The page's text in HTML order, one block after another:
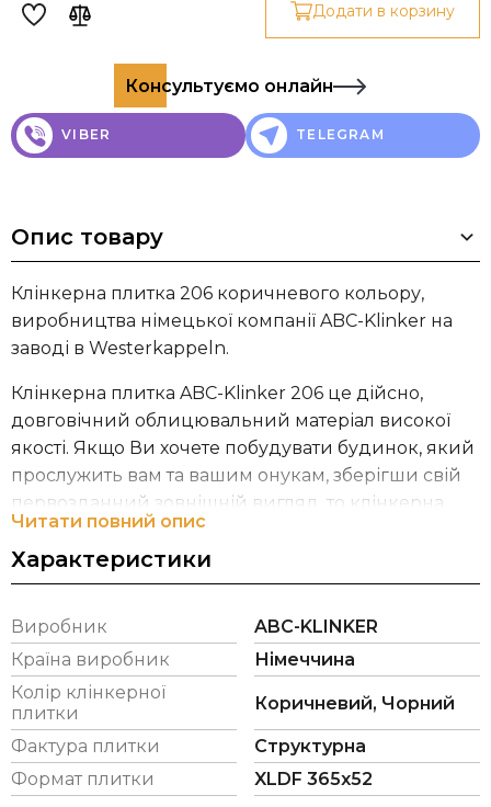
Додати в корзину
Консультуємо онлайн
VIBER TELEGRAM
Опис товару
Клінкерна плитка 206 коричневого кольору,
виробництва німецької компанії ABC-Klinker на
заводі в Westerkappeln.
Клінкерна плитка ABC-Klinker 206 це дійсно,
довговічний облицювальний матеріал високої
якості. Якщо Ви хочете побудувати будинок, який
прослужить вам та вашим онукам, зберігши свій
первозданний зовнішній вигляд, то клінкерна
плитка від ABC-Klinker це саме те, що Вам
потрібно! Особливою відмітною ознакою
клінкерної плитки є те, що вона надає об'єкту
атмосферу, підкреслюючи індивідуальність
кожного клінкерного фасаду.
На сьогоднішній день група компаній ABC –
Klinkergruppe перебуває в управлінні п'ятого
покоління сім'ї Berentelg. Компанія ABC-Klinker
володіє шістьма заводами, на яких виготовляють:
Читати повний опис
Характеристики
Виробник
ABC-KLINKER
Країна виробник
Німеччина
Колір клінкерної
плитки
Коричневий, Чорний
Фактура плитки
Структурна
Формат плитки
XLDF 365х52